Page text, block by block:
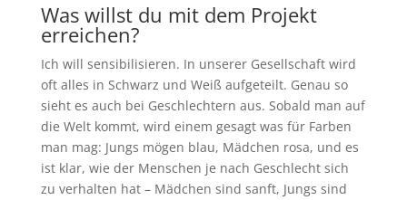
Was willst du mit dem Projekt
erreichen?
Ich will sensibilisieren. In unserer Gesellschaft wird
oft alles in Schwarz und Weiß aufgeteilt. Genau so
sieht es auch bei Geschlechtern aus. Sobald man auf
die Welt kommt, wird einem gesagt was für Farben
man mag: Jungs mögen blau, Mädchen rosa, und es
ist klar, wie der Menschen je nach Geschlecht sich
zu verhalten hat – Mädchen sind sanft, Jungs sind